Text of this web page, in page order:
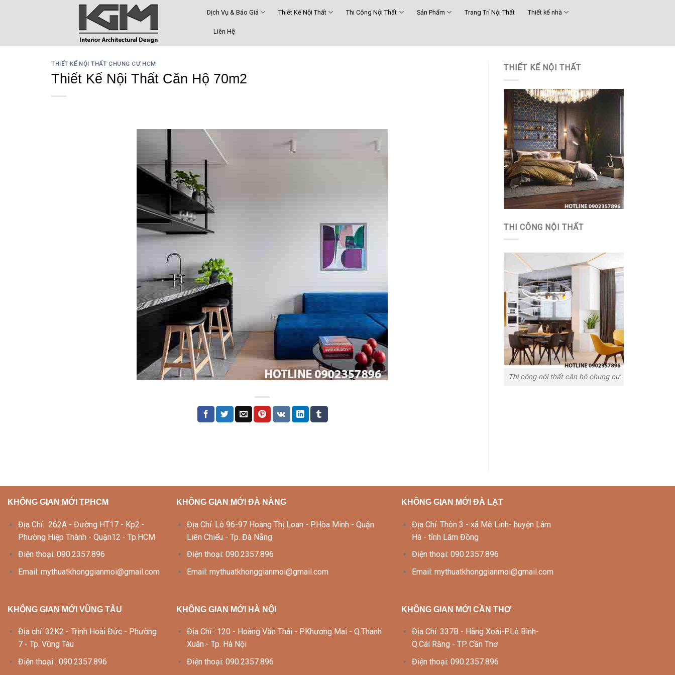
Dịch Vụ & Báo Giá Thiết Kế Nội Thất Thi Công Nội Thất Sản Phẩm Trang Trí Nội Thất Thiết kế nhà
Liên Hệ
THIẾT KẾ NỘI THẤT CHUNG CƯ HCM
Thiết Kế Nội Thất Căn Hộ 70m2
THIẾT KẾ NỘI THẤT
THI CÔNG NỘI THẤT
Thi công nội thất căn hộ chung cư
KHÔNG GIAN MỚI TPHCM
Địa Chỉ: 262A - Đường HT17 - Kp2 -
Phường Hiệp Thành - Quận12 - Tp.HCM
Điện thoại: 090.2357.896
Email: mythuatkhonggianmoi@gmail.com
KHÔNG GIAN MỚI ĐÀ NẴNG
Địa Chỉ: Lô 96-97 Hoàng Thị Loan - P.Hòa Minh - Quận
Liên Chiểu - Tp. Đà Nẵng
Điện thoại: 090.2357.896
Email: mythuatkhonggianmoi@gmail.com
KHÔNG GIAN MỚI ĐÀ LẠT
Địa Chỉ: Thôn 3 - xã Mê Linh- huyện Lâm
Hà - tỉnh Lâm Đồng
Điện thoại: 090.2357.896
Email: mythuatkhonggianmoi@gmail.com
KHÔNG GIAN MỚI VŨNG TÀU
Địa chỉ: 32K2 - Trịnh Hoài Đức - Phường
7 - Tp. Vũng Tàu
Điện thoại : 090.2357.896
KHÔNG GIAN MỚI HÀ NỘI
Địa Chỉ : 120 - Hoàng Văn Thái - P.Khương Mai - Q.Thanh
Xuân - Tp. Hà Nội
Điện thoại: 090.2357.896
KHÔNG GIAN MỚI CẦN THƠ
Địa Chỉ: 337B - Hàng Xoài-P.Lê Bình-
Q.Cái Răng - TP. Cần Thơ
Điện thoại: 090.2357.896